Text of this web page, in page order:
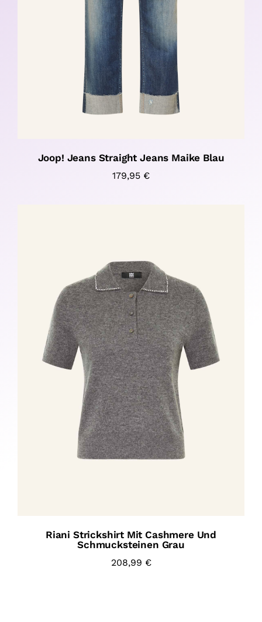
Joop! Jeans Straight Jeans Maike Blau
179,95 €
Riani Strickshirt Mit Cashmere Und
Schmucksteinen Grau
208,99 €